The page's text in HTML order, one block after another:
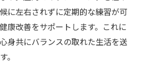
に左右されずに定期的な練習が可
康改善をサポートします。これに
身共にバランスの取れた生活を送
。